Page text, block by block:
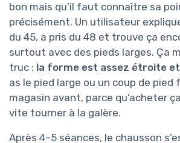
bon mais qu’il faut connaître sa
précisément. Un utilisateur
du 45, a pris du 48 et trouve ça
surtout avec des pieds larges. Ça
truc : la forme est assez étroite
as le pied large ou un coup de
magasin avant, parce qu’acheter
vite tourner à la galère.
Après 4–5 séances, le chausson